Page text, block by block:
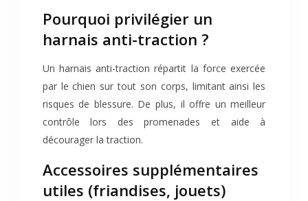
Pourquoi privilégier un
harnais anti-traction ?
Un harnais anti-traction répartit la force exercée
par le chien sur tout son corps, limitant ainsi les
risques de blessure. De plus, il offre un meilleur
contrôle lors des promenades et aide à
décourager la traction.
Accessoires supplémentaires
utiles (friandises, jouets)